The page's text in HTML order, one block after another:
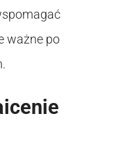
ważne po